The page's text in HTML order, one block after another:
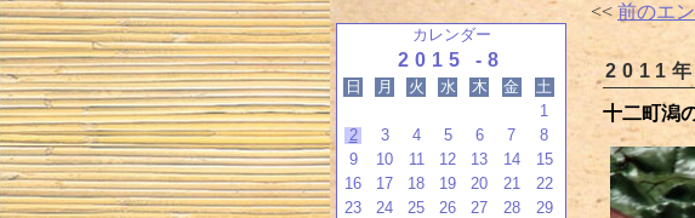
カレンダー
2015 -8
日 月 火 水 木 金
土
1
2
3 4 5 6 7
8
9
10 11 12 13 14
15
16
17 18 19 20 21
22
23
24 25 26 27 28
29
<<前のエ
2011
十二町潟